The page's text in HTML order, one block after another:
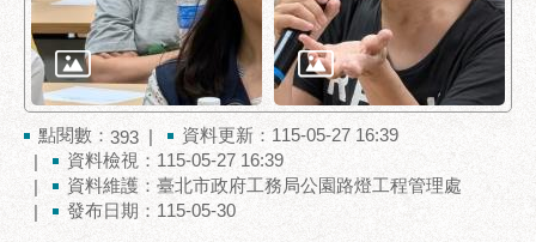
通
台
服
務
通
常
點閱數： 393
資料更新：115-05-27 16:39
資料檢視：115-05-27 16:39
資料維護：臺北市政府工務局公園路燈工程管理處
發布日期：115-05-30